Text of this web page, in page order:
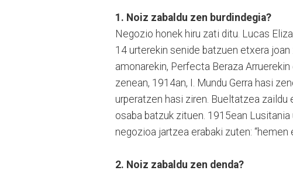
1. Noiz zabaldu zen burdindegia?
Negozio honek hiru zati ditu. Lucas
14 urterekin senide batzuen etxera
amonarekin, Perfecta Beraza
zenean, 1914an, I. Mundu Gerra hasi
urperatzen hasi ziren. Bueltatzea zaildu
osaba batzuk zituen. 1915ean
negozioa jartzea erabaki zuten: “hemen
2. Noiz zabaldu zen denda?